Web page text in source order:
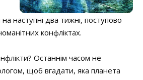
наступні два тижні, поступово
конфліктах.
Останнім часом не
щоб вгадати, яка планета